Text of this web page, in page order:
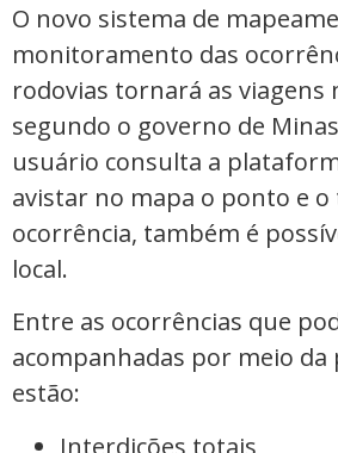
O novo sistema de
monitoramento das
rodovias tornará as viagens
segundo o governo de
usuário consulta a
avistar no mapa o ponto e o
ocorrência, também é
local.
Entre as ocorrências que
acompanhadas por meio
estão:
Interdições totais